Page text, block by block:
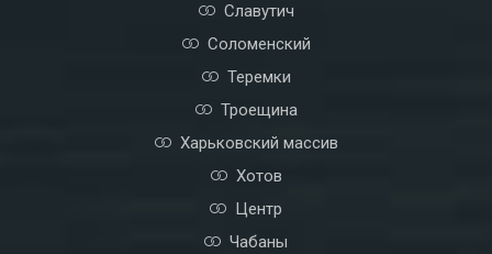
Славутич
Соломенский
Теремки
Троещина
Харьковский массив
Хотов
Центр
Чабаны